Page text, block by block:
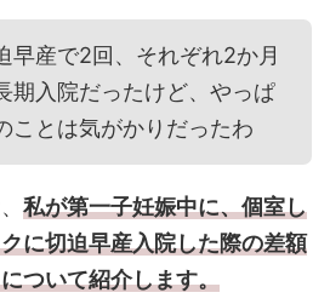
早産で2回、それぞれ2か月
期入院だったけど、やっぱ
ことは気がかりだったわ
私が第一子妊娠中に、個室し
に切迫早産入院した際の差額
ついて紹介します。